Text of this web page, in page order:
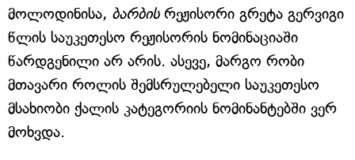
მოლოდინისა, ბარბისრეჟისორი გრეტა გერვიგი
წლის საუკეთესო რეჟისორის ნომინაციაში
წარდგენილი არ არის. ასევე, მარგო რობი
მთავარი როლის შემსრულებელი საუკეთესო
მსახიობი ქალის კატეგორიის ნომინანტებში ვერ
მოხვდა.